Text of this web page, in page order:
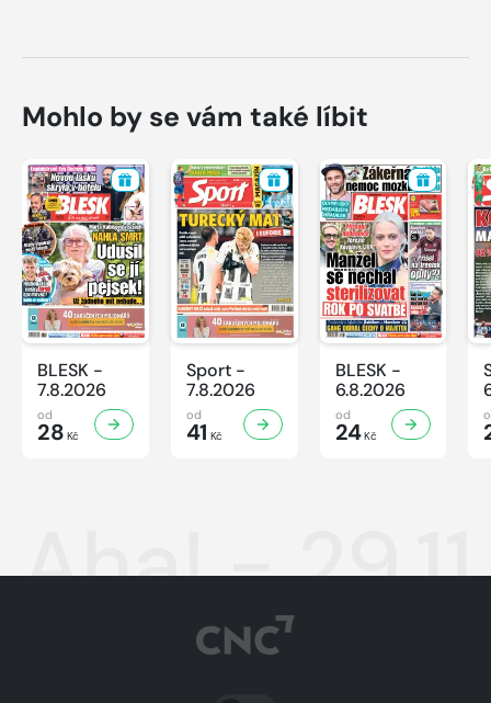
Mohlo by se vám také líbit
BLESK -
7.8.2026
od
28 Kč
Sport -
7.8.2026
od
41 Kč
BLESK -
6.8.2026
od
24Kč
Aha! -